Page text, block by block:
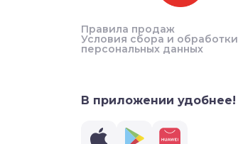
Правила продаж
Условия сбора и обработки
персональных данных
В приложении удобнее!